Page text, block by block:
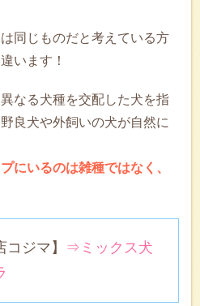
同じものだと考えている方
います！
なる犬種を交配した犬を指
良犬や外飼いの犬が自然に
にいるのは雑種ではなく、
コジマ】
⇒ミックス犬